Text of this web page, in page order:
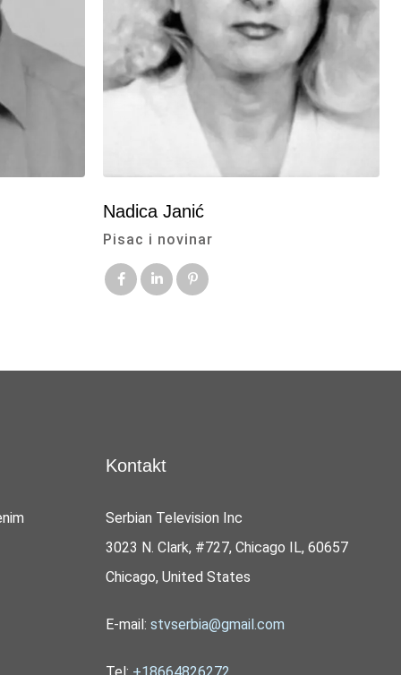
Nadica Janić
Pisac i novinar
Kontakt
Serbian Television Inc
3023 N. Clark, #727, Chicago IL, 60657
Chicago, United States
E-mail: stvserbia@gmail.com
Tel: +18664826272